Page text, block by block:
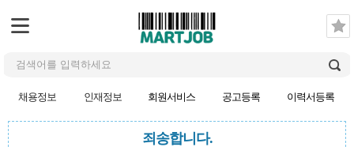
채용정보 인재정보 회원서비스 공고등록 이력서등록
죄송합니다.